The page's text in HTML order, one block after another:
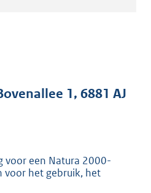
1, 6881 AJ
voor een Natura 2000-
voor het gebruik, het